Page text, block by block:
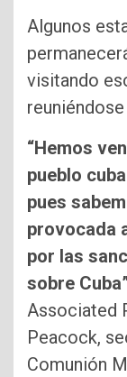
Algunos
visitando
“Hemos
pueblo
pues
provocada
por las
sobre
Associated
Peacock,
Comunión